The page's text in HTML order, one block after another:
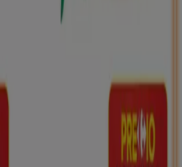
la empresa
las compras locales